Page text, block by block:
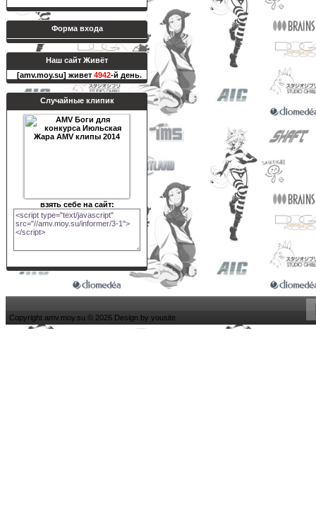
Форма входа
Наш сайт Живёт
[amv.moy.su] живет 4942-й день.
Случайные клипик
взять себе на сайт:
Copyright amv.moy.su © 2026 Design by yousite